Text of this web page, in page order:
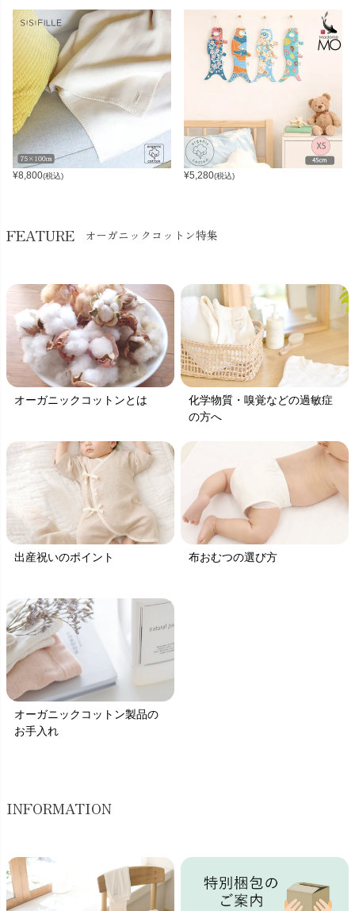
¥8,800(税込) ¥5,280(税込)
FEATURE オーガニックコットン特集
オーガニックコットンとは
化学物質・嗅覚などの過敏症
の方へ
出産祝いのポイント 布おむつの選び方
オーガニックコットン製品の
お手入れ
INFORMATION